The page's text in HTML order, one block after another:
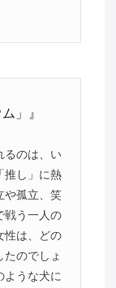
」』
るのは、い
推し」に熱
や孤立、笑
戦う一人の
性は、どの
のでしょ
ような犬に